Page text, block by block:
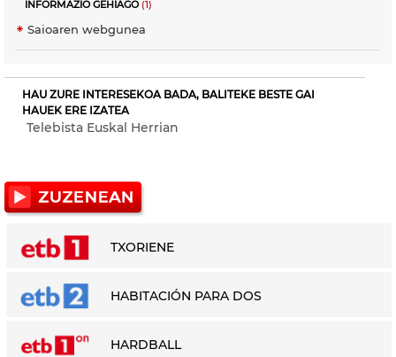
INFORMAZIO GEHIAGO(1)
Saioaren webgunea
HAU ZURE INTERESEKOA BADA, BALITEKE BESTE GAI
HAUEK ERE IZATEA
Telebista Euskal Herrian
TXORIENE
HABITACIÓN PARA DOS
HARDBALL